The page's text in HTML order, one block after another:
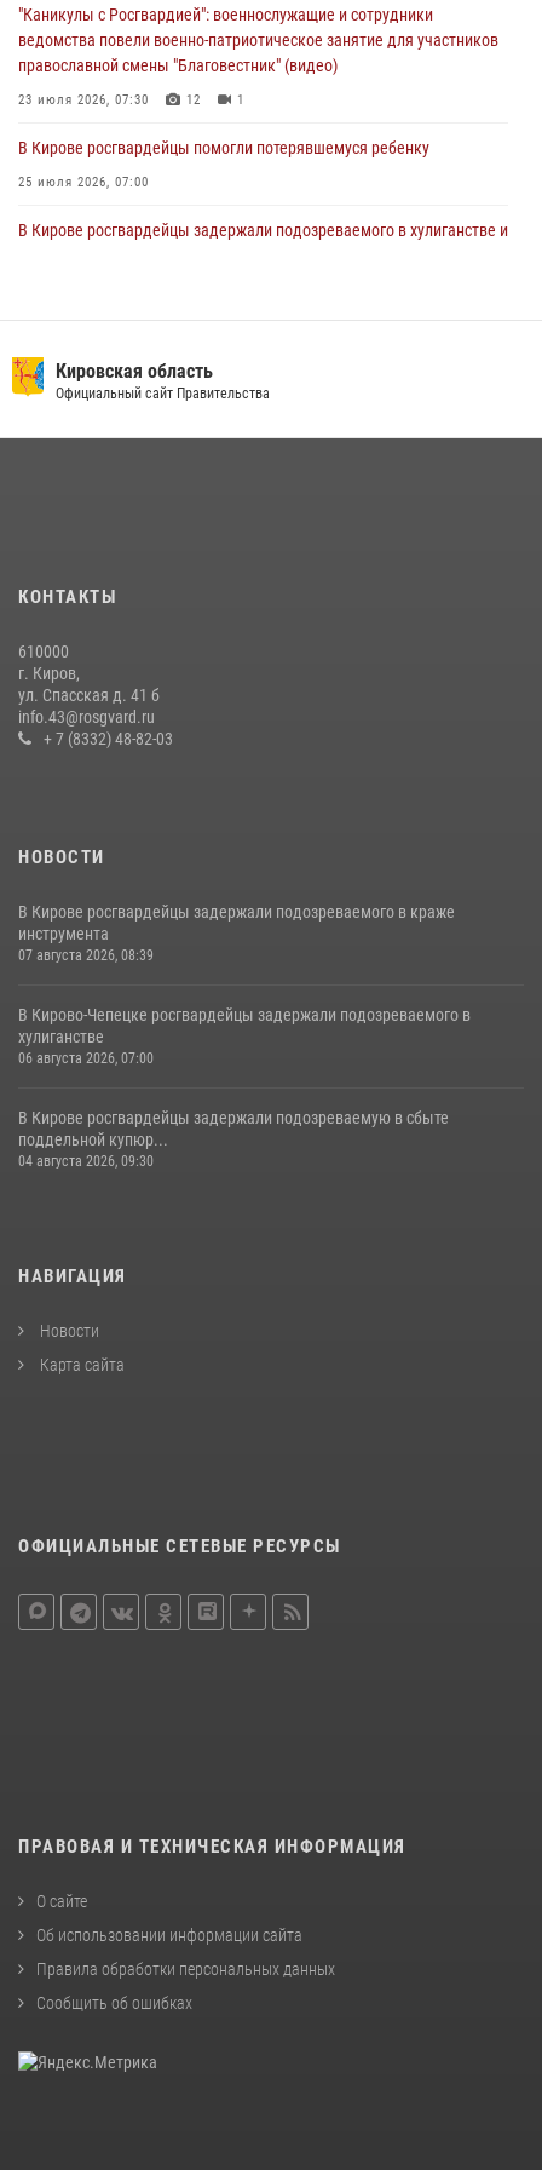
01 августа 2026, 09:39
"Каникулы с Росгвардией": военнослужащие и сотрудники
ведомства повели военно-патриотическое занятие для участников
православной смены "Благовестник" (видео)
23 июля 2026, 07:30 12 1
В Кирове росгвардейцы помогли потерявшемуся ребенку
25 июля 2026, 07:00
В Кирове росгвардейцы задержали подозреваемого в хулиганстве и
вневедомственную охрану и поступления в ведомственные вузы
22 июля 2026, 14:51 1 2
В День семьи, любви и верности в Омутнинском отделе
вневедомственной охраны Росгвардии поздравили будущих
молодоженов
08 июля 2026, 06:46
Кировская область
Официальный сайт Правительства
КОНТАКТЫ
610000
г. Киров,
ул. Спасская д. 41 б
info.43@rosgvard.ru
+ 7 (8332) 48-82-03
НОВОСТИ
В Кирове росгвардейцы задержали подозреваемого в краже
инструмента
07 августа 2026, 08:39
В Кирово-Чепецке росгвардейцы задержали подозреваемого в
хулиганстве
06 августа 2026, 07:00
В Кирове росгвардейцы задержали подозреваемую в сбыте
поддельной купюр...
04 августа 2026, 09:30
НАВИГАЦИЯ
Новости
Карта сайта
ОФИЦИАЛЬНЫЕ СЕТЕВЫЕ РЕСУРСЫ
ПРАВОВАЯ И ТЕХНИЧЕСКАЯ ИНФОРМАЦИЯ
О сайте
Об использовании информации сайта
Правила обработки персональных данных
Сообщить об ошибках